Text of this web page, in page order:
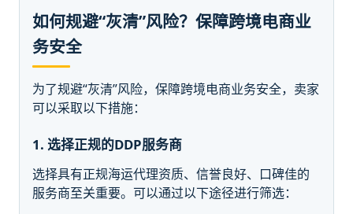
如何规避“灰清”风险？保障跨境电商业
务安全
为了规避“灰清”风险，保障跨境电商业务安全，卖家
可以采取以下措施：
1. 选择正规的DDP服务商
选择具有正规海运代理资质、信誉良好、口碑佳的
服务商至关重要。可以通过以下途径进行筛选：